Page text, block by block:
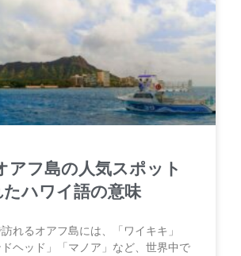
アフ島の人気スポット
ハワイ語の意味
れるオアフ島には、「ワイキキ」
ドヘッド」「マノア」など、世界中で